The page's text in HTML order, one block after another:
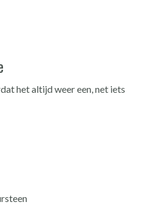
het altijd weer een, net iets